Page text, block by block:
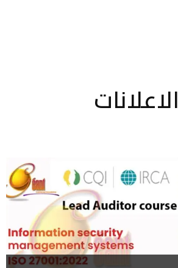
الاعلانات